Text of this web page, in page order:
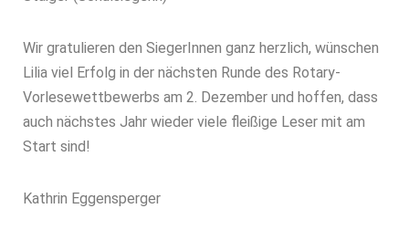
Wir gratulieren den SiegerInnen ganz herzlich, wünschen
Lilia viel Erfolg in der nächsten Runde des Rotary-
Vorlesewettbewerbs am 2. Dezember und hoffen, dass
auch nächstes Jahr wieder viele fleißige Leser mit am
Start sind!
Kathrin Eggensperger